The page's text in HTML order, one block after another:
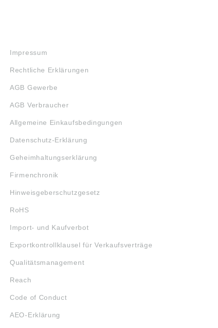
Impressum
Rechtliche Erklärungen
AGB Gewerbe
AGB Verbraucher
Allgemeine Einkaufsbedingungen
Datenschutz-Erklärung
Geheimhaltungserklärung
Firmenchronik
Hinweisgeberschutzgesetz
RoHS
Import- und Kaufverbot
Exportkontrollklausel für Verkaufsverträge
Qualitätsmanagement
Reach
Code of Conduct
AEO-Erklärung